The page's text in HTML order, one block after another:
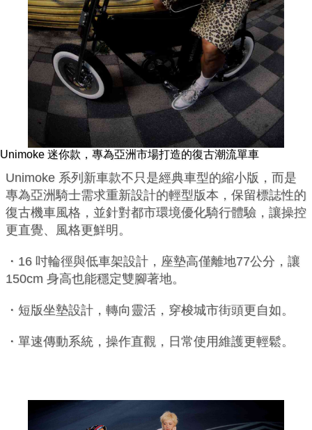
Unimoke 迷你款，專為亞洲市場打造的復古潮流單車
Unimoke 系列新車款不只是經典車型的縮小版，而是
專為亞洲騎士需求重新設計的輕型版本，保留標誌性的
復古機車風格，並針對都市環境優化騎行體驗，讓操控
更直覺、風格更鮮明。
・16 吋輪徑與低車架設計，座墊高僅離地77公分，讓
150cm 身高也能穩定雙腳著地。
・短版坐墊設計，轉向靈活，穿梭城市街頭更自如。
・單速傳動系統，操作直觀，日常使用維護更輕鬆。